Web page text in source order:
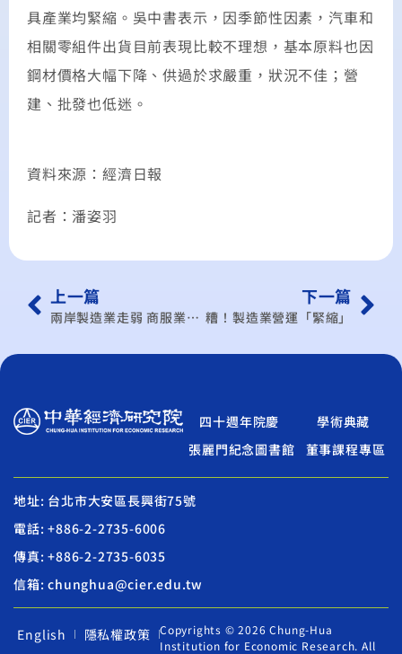
具產業均緊縮。吳中書表示，因季節性因素，汽車和
相關零組件出貨目前表現比較不理想，基本原料也因
鋼材價格大幅下降、供過於求嚴重，狀況不佳；營
建、批發也低迷。
資料來源：經濟日報
記者：潘姿羽
上一篇
兩岸製造業走弱 商服業撐經濟
下一篇
糟！製造業營運「緊縮」
四十週年院慶
學術典藏
張麗門紀念圖書館
董事課程專區
地址: 台北市大安區長興街75號
電話: +886-2-2735-6006
傳真: +886-2-2735-6035
信箱: chunghua@cier.edu.tw
English
隱私權政策
Copyrights © 2026 Chung-Hua
Institution for Economic Research. All